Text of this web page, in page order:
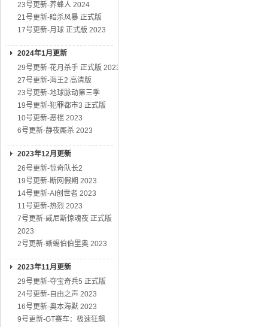
23号更新-养蜂人 2024
21号更新-暗杀风暴 正式版
17号更新-月球 正式版 2023
2024年1月更新
29号更新-花月杀手 正式版 2023
27号更新-海王2 高清版
23号更新-地球脉动第三季
19号更新-犯罪都市3 正式版
10号更新-恶棍 2023
6号更新-静夜厮杀 2023
2023年12月更新
26号更新-惊奇队长2
19号更新-断网假期 2023
14号更新-AI创世者 2023
11号更新-热烈 2023
7号更新-威尼斯惊魂夜 正式版
2023
2号更新-蜥蜴伯伯里奥 2023
2023年11月更新
29号更新-夺宝奇兵5 正式版
24号更新-自由之声 2023
16号更新-奥本海默 2023
9号更新-GT赛车：极速狂飙